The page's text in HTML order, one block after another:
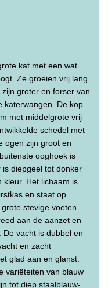
kat met een wat
Ze groeien vrij lang
groter en forser van
katerwangen. De kop
met middelgrote vrij
schedel met
ogen zijn groot en
ooghoek is
diepgeel tot donker
kleur. Het lichaam is
en staat op
stevige voeten.
aan de aanzet en
vacht is dubbel en
en zacht
glad aan en glanst.
variëteiten van blauw
tot diep staalblauw-